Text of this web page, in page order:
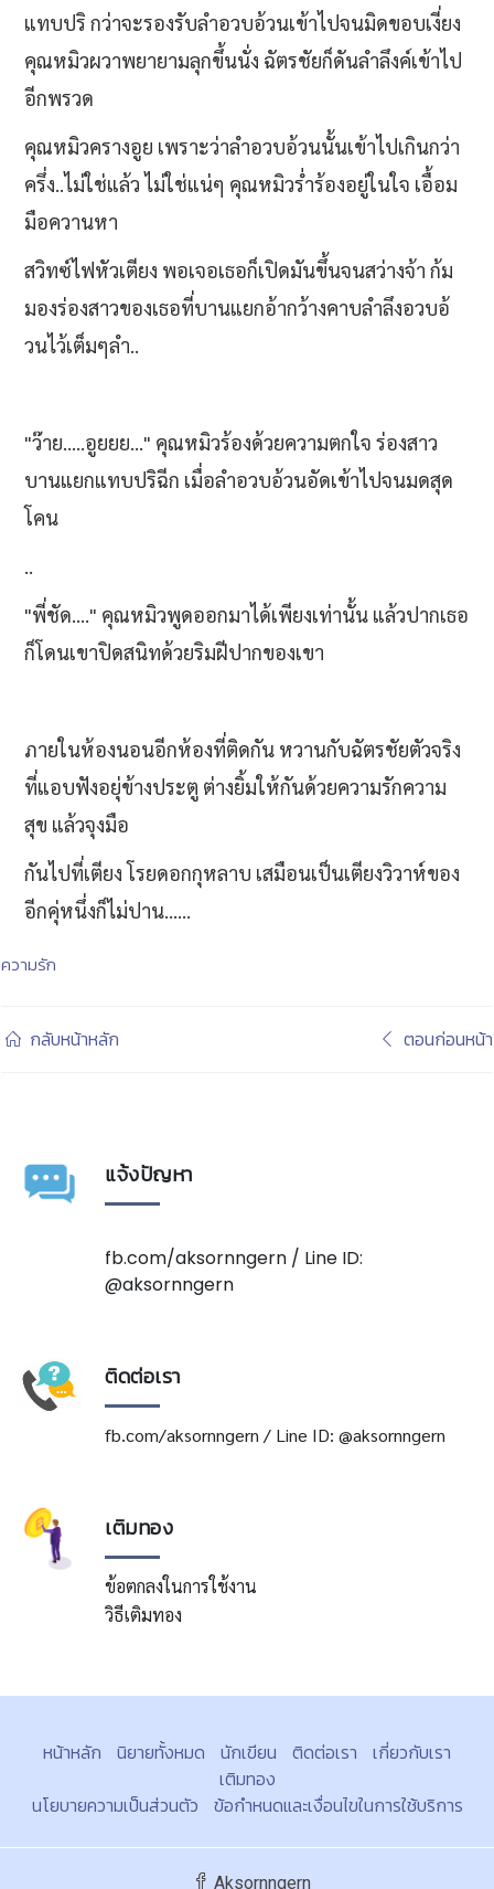
แทบปริ กว่าจะรองรับลำอวบอ้วนเข้าไปจนมิดขอบเงี่ยง
คุณหมิวผวาพยายามลุกขึ้นนั่ง ฉัตรชัยก็ดันลำลึงค์เข้าไป
อีกพรวด
คุณหมิวครางอูย เพราะว่าลำอวบอ้วนนั้นเข้าไปเกินกว่า
ครึ่ง..ไม่ใช่แล้ว ไม่ใช่แน่ๆ คุณหมิวร่ำร้องอยู่ในใจ เอื้อม
มือควานหา
สวิทซ์ไฟหัวเตียง พอเจอเธอก็เปิดมันขึ้นจนสว่างจ้า ก้ม
มองร่องสาวของเธอที่บานแยกอ้ากว้างคาบลำลึงอวบอ้
วนไว้เต็มๆลำ..
"ว๊าย.....อูยยย..." คุณหมิวร้องด้วยความตกใจ ร่องสาว
บานแยกแทบปริฉีก เมื่อลำอวบอ้วนอัดเข้าไปจนมดสุด
โคน
..
"พี่ชัด...." คุณหมิวพูดออกมาได้เพียงเท่านั้น แล้วปากเธอ
ก็โดนเขาปิดสนิทด้วยริมฝีปากของเขา
ภายในห้องนอนอีกห้องที่ติดกัน หวานกับฉัตรชัยตัวจริง
ที่แอบฟังอยุ่ข้างประตู ต่างยิ้มให้กันด้วยความรักความ
สุข แล้วจุงมือ
กันไปที่เตียง โรยดอกกุหลาบ เสมือนเป็นเตียงวิวาห์ของ
อีกคุ่หนึ่งก็ไม่ปาน......
ความรัก
กลับหน้าหลัก ตอนก่อนหน้า
แจ้งปัญหา
fb.com/aksornngern / Line ID:
@aksornngern
ติดต่อเรา
fb.com/aksornngern / Line ID: @aksornngern
เติมทอง
ข้อตกลงในการใช้งาน
วิธีเติมทอง
หน้าหลัก นิยายทั้งหมด นักเขียน ติดต่อเรา
เกี่ยวกับเรา
เติมทอง
นโยบายความเป็นส่วนตัว
ข้อกำหนดและเงื่อนไขในการใช้บริการ
Aksornngern